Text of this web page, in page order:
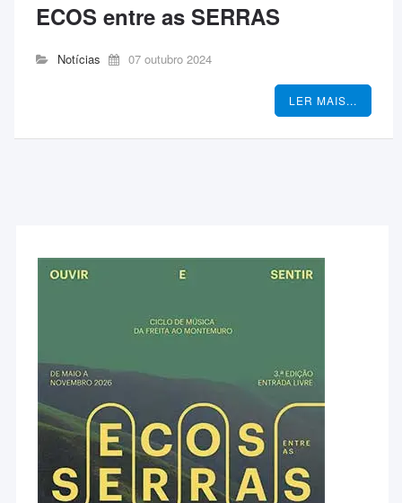
ECOS entre as SERRAS
Notícias 07 outubro 2024
LER MAIS...